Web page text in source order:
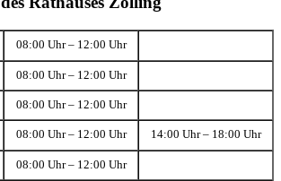
08:00 Uhr – 12:00 Uhr
08:00 Uhr – 12:00 Uhr
08:00 Uhr – 12:00 Uhr
08:00 Uhr – 12:00 Uhr 14:00 Uhr – 18:00 Uhr
08:00 Uhr – 12:00 Uhr